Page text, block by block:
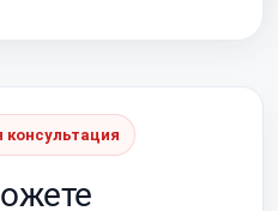
консультация